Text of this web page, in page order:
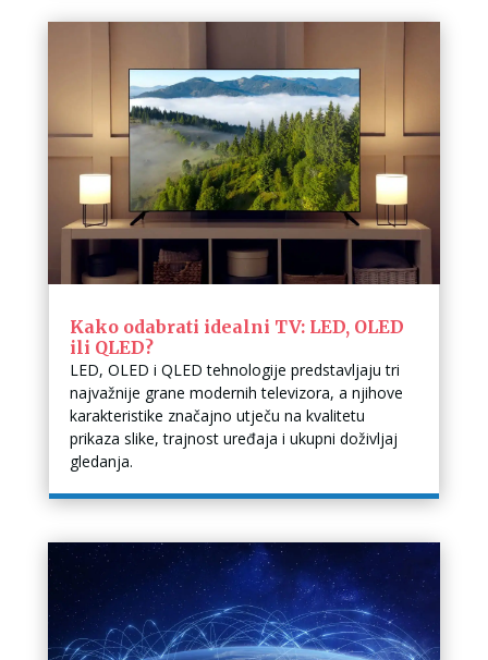
Kako odabrati idealni TV: LED, OLED
ili QLED?
LED, OLED i QLED tehnologije predstavljaju tri
najvažnije grane modernih televizora, a njihove
karakteristike značajno utječu na kvalitetu
prikaza slike, trajnost uređaja i ukupni doživljaj
gledanja.